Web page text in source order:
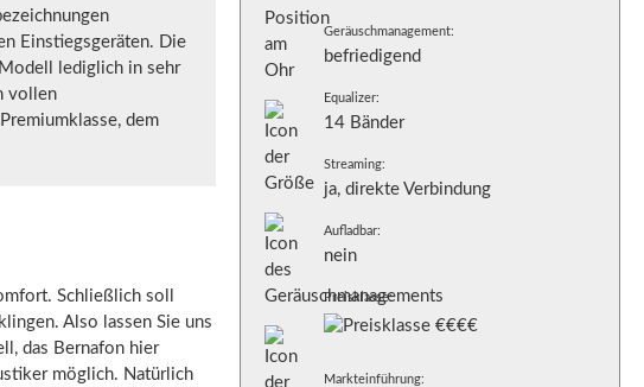
Einstiegsgeräten. Die
lediglich in sehr
vollen
dem
Schließlich soll
Also lassen Sie uns
das Bernafon hier
möglich. Natürlich
Geräuschmanagement:
befriedigend
Equalizer:
14 Bänder
Streaming:
ja, direkte Verbindung
Aufladbar:
nein
Preisklasse:
Markteinführung: